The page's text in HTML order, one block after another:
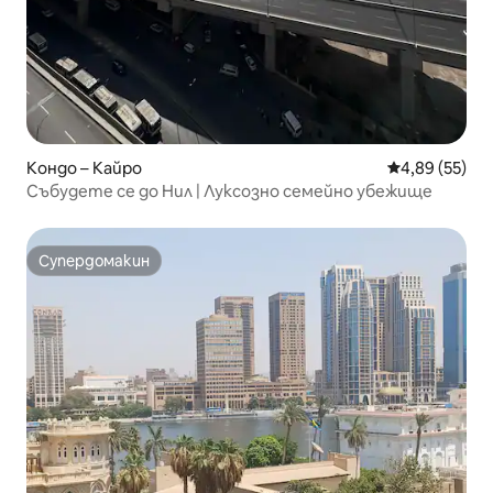
Кондо – Кайро Средна
4,89 (55)
Събудете се до Нил | Луксозно семейно убежище
Супердомакин
Супердомакин